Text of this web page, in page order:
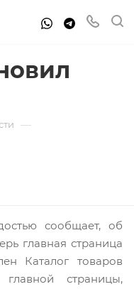
—
сообщает, об
главная страница
Каталог товаров
страницы,